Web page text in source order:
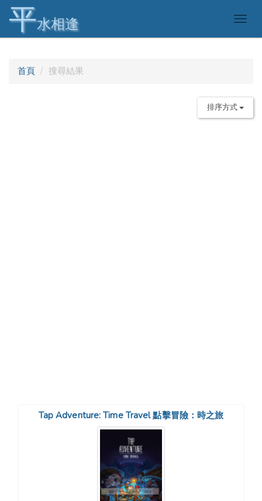
平水相逢
首頁 搜尋結果
排序方式
Tap Adventure: Time Travel 點擊冒險：時之旅